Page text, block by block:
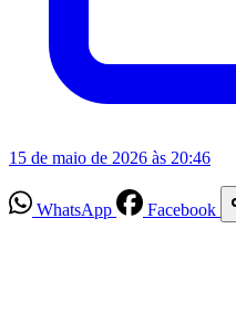
15 de maio de 2026 às 20:46
WhatsApp Facebook